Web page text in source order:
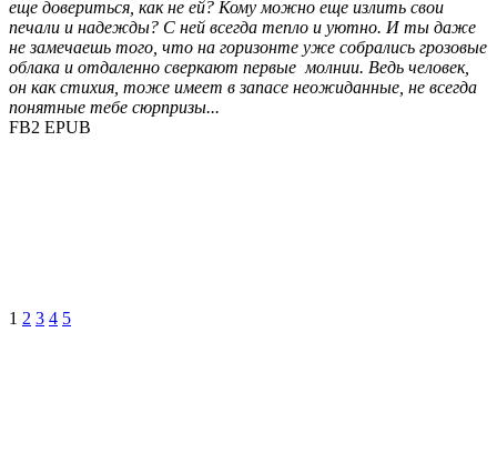
еще довериться, как не ей? Кому можно еще излить свои
печали и надежды? С ней всегда тепло и уютно. И ты даже
не замечаешь того, что на горизонте уже собрались грозовые
облака и отдаленно сверкают первые молнии. Ведь человек,
он как стихия, тоже имеет в запасе неожиданные, не всегда
понятные тебе сюрпризы...
FB2 EPUB
1 2 3 4 5